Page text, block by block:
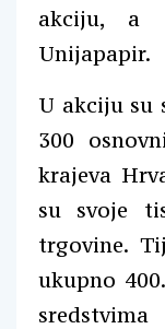
akciju, a
Unijapapir.
U akciju su
300
krajeva
su svoje
trgovine.
ukupno